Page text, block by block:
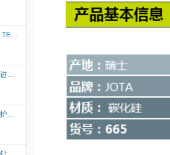
牙周护理牙刷 瑞典 TEPE
至尊双层牙刷 瑞典进口 TEPE
洁牙精华 草本温和护龈 代替牙膏、漱口水，一瓶二用